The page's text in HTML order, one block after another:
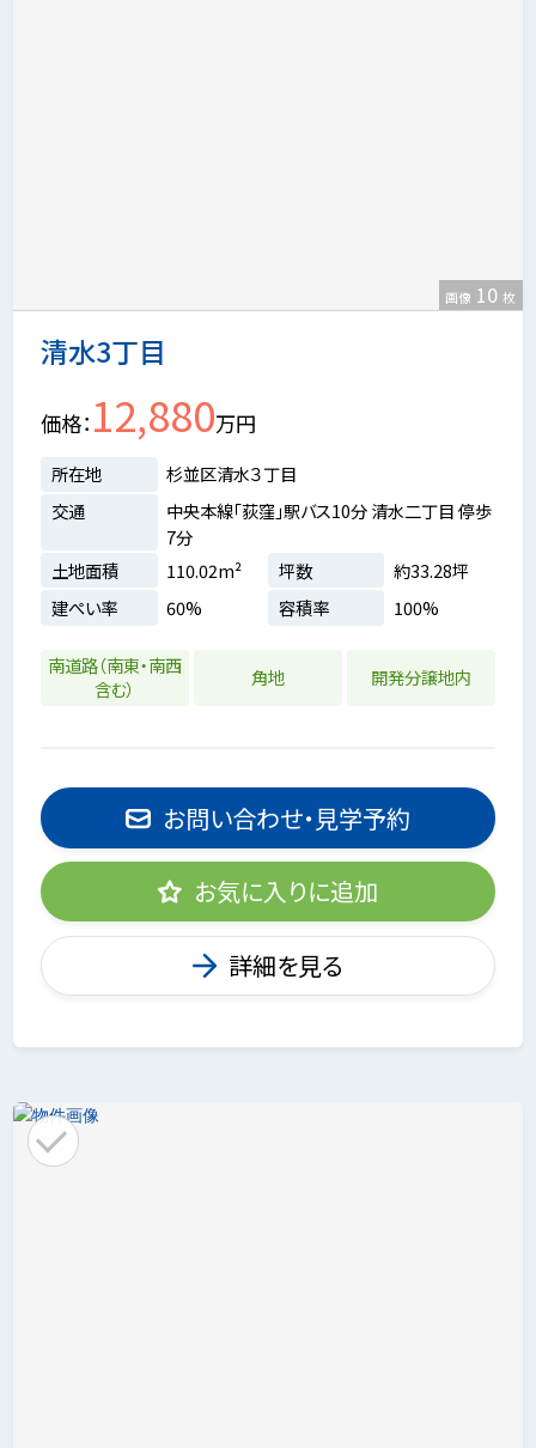
清水3丁目
画像 10 枚
価格 12,880万円
所在地
杉並区清水３丁目
交通
中央本線「荻窪」駅バス10分 清水二丁目 停歩
7分
土地面積
110.02m² 坪数
約33.28坪
建ぺい率
60% 容積率 100%
南道路（南東・南西
含む）
角地 開発分譲地内
お問い合わせ・見学予約
お気に入りに追加
詳細を見る